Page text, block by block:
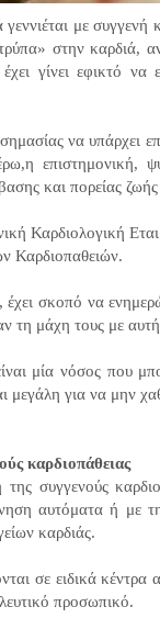
με
στην καρδιά,
γίνει εφικτό
να υπάρχει
επιστημονική,
και πορείας
Καρδιολογική
Καρδιοπαθειών.
σκοπό να
τη μάχη τους με
μία νόσος που
μεγάλη για να μην
καρδιοπάθειας
της συγγενούς
αυτόματα ή με
καρδιάς.
σε ειδικά
προσωπικό.